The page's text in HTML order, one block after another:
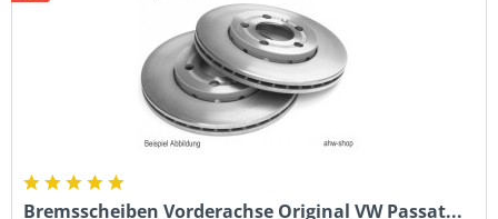
Bremsscheiben Vorderachse Original VW Passat...